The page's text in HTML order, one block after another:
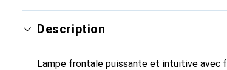
Description
Lampe frontale puissante et intuitive avec